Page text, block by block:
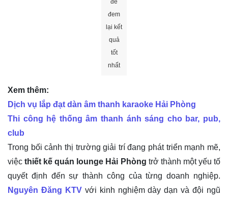
để
đem
lại kết
quả
tốt
nhất
Xem thêm:
Dịch vụ lắp đạt dàn âm thanh karaoke Hải Phòng
Thi công hệ thống âm thanh ánh sáng cho bar, pub,
club
Trong bối cảnh thị trường giải trí đang phát triển mạnh mẽ,
việcthiết kế quán lounge Hải Phòng trở thành một yếu tố
quyết định đến sự thành công của từng doanh nghiệp.
Nguyên Đăng KTV với kinh nghiệm dày dạn và đội ngũ